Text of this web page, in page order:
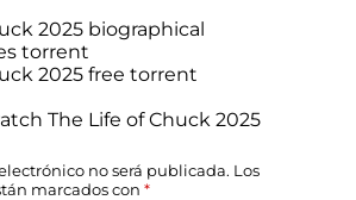
2025 biographical
torrent
2025 free torrent
The Life of Chuck 2025
no será publicada. Los
marcados con *